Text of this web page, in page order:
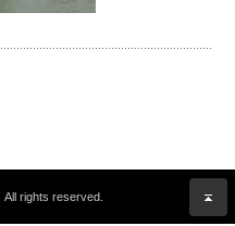
All rights reserved.